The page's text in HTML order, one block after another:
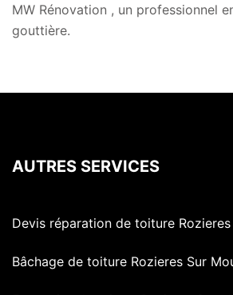
MW Rénovation , un professionnel
gouttière.
AUTRES SERVICES
Devis réparation de toiture
Bâchage de toiture Rozieres Sur